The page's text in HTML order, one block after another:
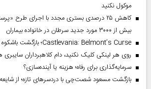
موکول نکنید
کاهش ۲۵ درصدی بستری مجدد با اجرای طرح
بیش از ۳۰۰۰ مورد جدید سرطان در خانواده بیماران
Castlevania: Belmont’s Curse؛ بازگشت باشکوه شکارچیان خون‌آشام
روی هر لینکی کلیک نکنید، دام کلاهبرداران
سرمایه‌گذاری برای رفاه؛ هزینه یا آینده‌سازی؟
بازگشت مسعود شصت‌چی با دردسر‌های تازه؛ از